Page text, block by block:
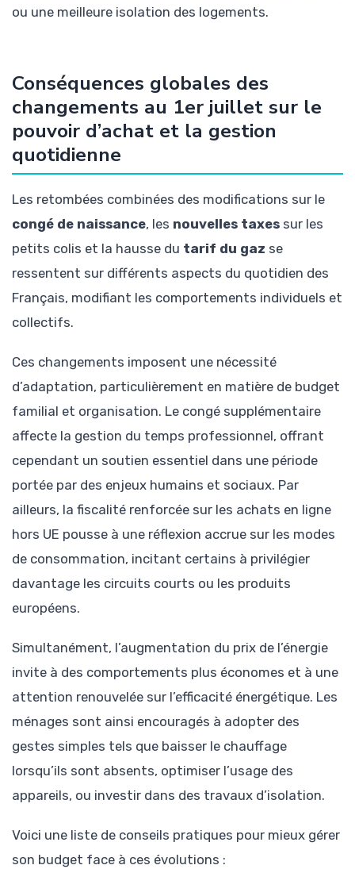
ou une meilleure isolation des logements.
Conséquences globales des
changements au 1er juillet sur le
pouvoir d’achat et la gestion
quotidienne
Les retombées combinées des modifications sur le
congé de naissance, les nouvelles taxes sur les
petits colis et la hausse du tarif du gaz se
ressentent sur différents aspects du quotidien des
Français, modifiant les comportements individuels et
collectifs.
Ces changements imposent une nécessité
d’adaptation, particulièrement en matière de budget
familial et organisation. Le congé supplémentaire
affecte la gestion du temps professionnel, offrant
cependant un soutien essentiel dans une période
portée par des enjeux humains et sociaux. Par
ailleurs, la fiscalité renforcée sur les achats en ligne
hors UE pousse à une réflexion accrue sur les modes
de consommation, incitant certains à privilégier
davantage les circuits courts ou les produits
européens.
Simultanément, l’augmentation du prix de l’énergie
invite à des comportements plus économes et à une
attention renouvelée sur l’efficacité énergétique. Les
ménages sont ainsi encouragés à adopter des
gestes simples tels que baisser le chauffage
lorsqu’ils sont absents, optimiser l’usage des
appareils, ou investir dans des travaux d’isolation.
Voici une liste de conseils pratiques pour mieux gérer
son budget face à ces évolutions :